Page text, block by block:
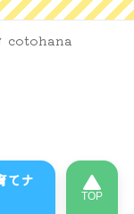
cotohana
てナ
TOP